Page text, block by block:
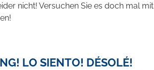
nicht! Versuchen Sie es doch mal mit
LO SIENTO! DÉSOLÉ!